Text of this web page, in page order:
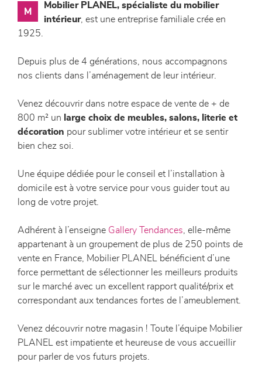
décoration
M
Mobilier PLANEL, spécialiste du mobilier
intérieur, est une entreprise familiale crée en
1925.
Depuis plus de 4 générations, nous accompagnons
nos clients dans l’aménagement de leur intérieur.
Venez découvrir dans notre espace de vente de + de
800 m² un large choix de meubles, salons, literie et
décoration pour sublimer votre intérieur et se sentir
bien chez soi.
Une équipe dédiée pour le conseil et l’installation à
domicile est à votre service pour vous guider tout au
long de votre projet.
Adhérent à l’enseigne Gallery Tendances , elle-même
appartenant à un groupement de plus de 250 points de
vente en France, Mobilier PLANEL bénéficient d’une
force permettant de sélectionner les meilleurs produits
sur le marché avec un excellent rapport qualité/prix et
correspondant aux tendances fortes de l’ameublement.
Venez découvrir notre magasin ! Toute l’équipe Mobilier
PLANEL est impatiente et heureuse de vous accueillir
pour parler de vos futurs projets.